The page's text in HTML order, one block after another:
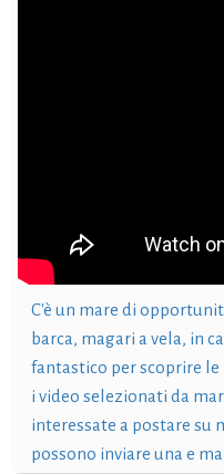
C'è un mare di
barca, magari a vela, in
fantastico per scoprire
i video selezionati da
interessate a postare su
possono inviare una e